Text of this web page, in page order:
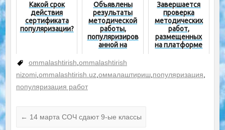
Какой срок
действия
сертификата
популяризации?
Объявлены
результаты
методической
работы,
популяризиров
анной на
республиканско
Завершается
проверка
методических
работ,
размещенных
на платформе
ommalashtirish ommalashtirish
nizomi ommalashtirish.uz оммалаштириш, популяризация
популяризация работ
← 14 марта СОЧ сдают 9-ые классы